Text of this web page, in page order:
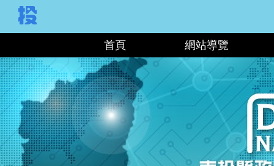
首頁 網站導覽